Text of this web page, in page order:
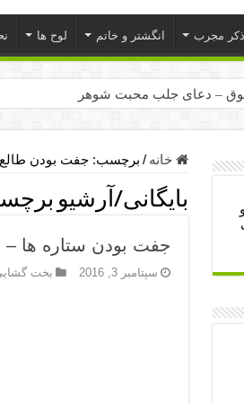
ذکر مجرب انگشتر و خاتم لوح ها
– دعای جلب محبت شوهر
– دعای یا من اظهر الجمیل برای حاجت
آن ها – ذکر مخصوص مستجاب الدعوه
– دعای ترس و بی خوابی کودکان
دعای رفع مشکلات و طلب حاجت
– آیه‌ جلب ثروت و برکت مال
چشم زخم – دعای چشم زخم ماشاالله
خانه / برچسب:جفت بودن طالع
بایگانی/آرشیو
جفت بودن ستاره ها
سپتامبر 3, 2016 بخت